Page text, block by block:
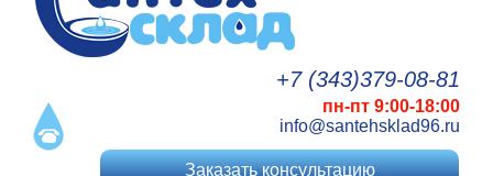
+7 (343)379-08-81
пн-пт 9:00-18:00
info@santehsklad96.ru
Заказать консультацию